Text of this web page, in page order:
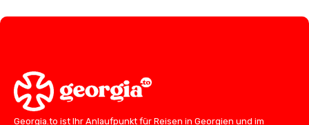
Georgia.to ist Ihr Anlaufpunkt für Reisen in Georgien und im